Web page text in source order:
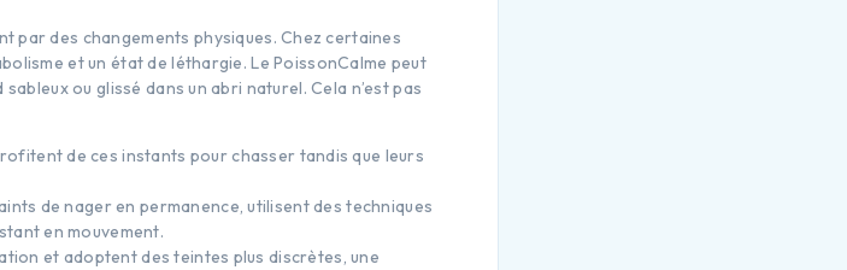
par des changements physiques. Chez certaines
et un état de léthargie. Le PoissonCalme peut
ou glissé dans un abri naturel. Cela n’est pas
de ces instants pour chasser tandis que leurs
de nager en permanence, utilisent des techniques
en mouvement.
et adoptent des teintes plus discrètes, une